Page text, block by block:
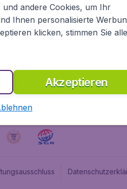
andere Cookies, um Ihr
Ihnen personalisierte
klicken, stimmen Sie
Akzeptieren